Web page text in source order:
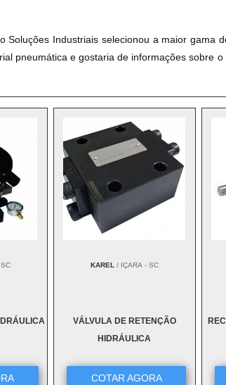
Soluções Industriais selecionou a maior gama
pneumática e gostaria de informações sobre
KAREL/ IÇARA - SC
VÁLVULA DE RETENÇÃO
HIDRÁULICA
COTAR AGORA